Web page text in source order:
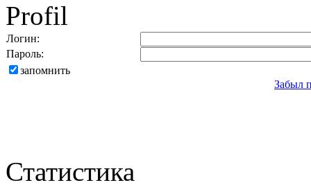
Profil
Логин:
Пароль:
запомнить
Забыл
Статистика